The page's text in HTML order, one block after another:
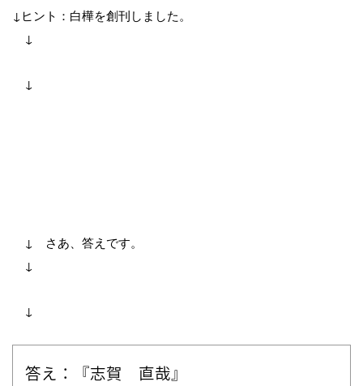
↓ヒント：白樺を創刊しました。
↓
↓
↓ さあ、答えです。
↓
↓
答え：『志賀 直哉』